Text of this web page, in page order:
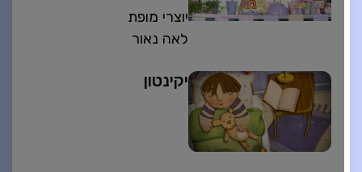
יוצרי מופת
לאה נאור
יקינטון